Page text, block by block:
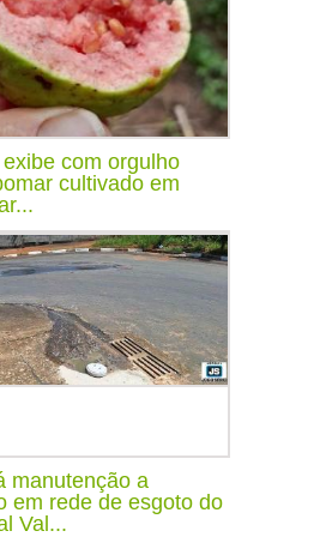
com orgulho
cultivado em
manutenção a
em rede de esgoto do
Val...